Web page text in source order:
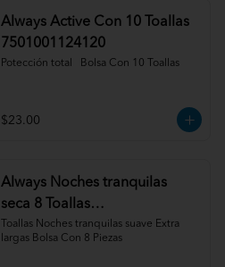
Always Active Con 10 Toallas
7501001124120
Potección total   Bolsa Con 10 Toallas
$23.00
Always Noches tranquilas
seca 8 Toallas
7506195178188
Toallas Noches tranquilas suave Extra
largas Bolsa Con 8 Piezas